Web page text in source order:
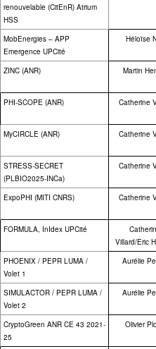
renouvelable (CitEnR) Atrium
HSS
MobEnergies – APP
Emergence UPCité
Héloïse
ZINC (ANR) Martin
PHI-SCOPE (ANR)
Catherine
MyCIRCLE (ANR)
Catherine
STRESS-SECRET
(PLBIO2025-INCa)
Catherine
ExpoPHI (MITI CNRS)
Catherine
FORMULA, InIdex UPCité
Villard/Eric
PHOENIX / PEPR LUMA /
Volet 1
Aurélie
SIMULACTOR / PEPR LUMA /
Volet 2
Aurélie
CryptoGreen ANR CE 43 2021-
25
Olivier